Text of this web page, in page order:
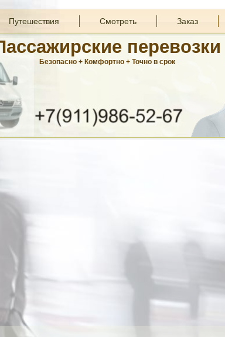
Путешествия Смотреть Заказ
перевозки
Безопасно + Комфортно + Точно в срок